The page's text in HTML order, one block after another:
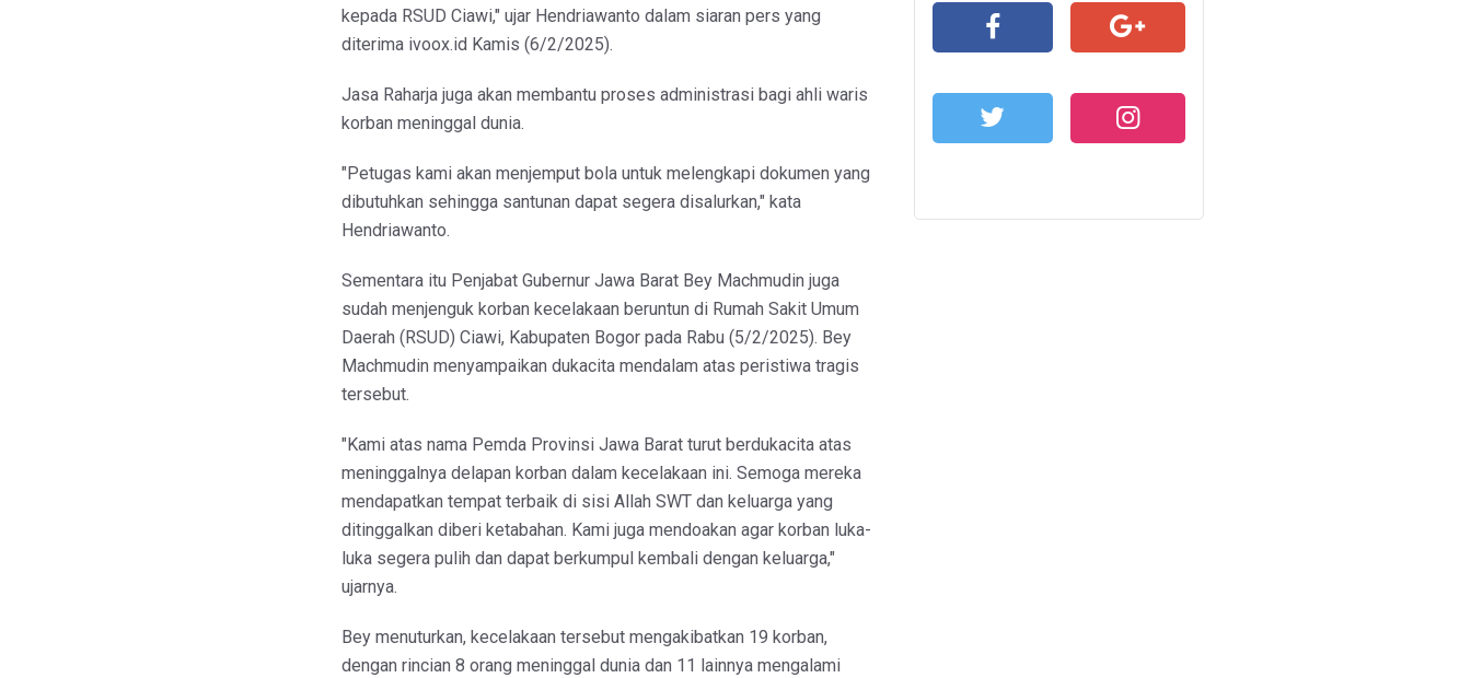
kepada RSUD Ciawi," ujar Hendriawanto dalam siaran pers yang
diterima ivoox.id Kamis (6/2/2025).
Jasa Raharja juga akan membantu proses administrasi bagi ahli waris
korban meninggal dunia.
"Petugas kami akan menjemput bola untuk melengkapi dokumen yang
dibutuhkan sehingga santunan dapat segera disalurkan," kata
Hendriawanto.
Sementara itu Penjabat Gubernur Jawa Barat Bey Machmudin juga
sudah menjenguk korban kecelakaan beruntun di Rumah Sakit Umum
Daerah (RSUD) Ciawi, Kabupaten Bogor pada Rabu (5/2/2025). Bey
Machmudin menyampaikan dukacita mendalam atas peristiwa tragis
tersebut.
"Kami atas nama Pemda Provinsi Jawa Barat turut berdukacita atas
meninggalnya delapan korban dalam kecelakaan ini. Semoga mereka
mendapatkan tempat terbaik di sisi Allah SWT dan keluarga yang
ditinggalkan diberi ketabahan. Kami juga mendoakan agar korban luka-
luka segera pulih dan dapat berkumpul kembali dengan keluarga,"
ujarnya.
Bey menuturkan, kecelakaan tersebut mengakibatkan 19 korban,
dengan rincian 8 orang meninggal dunia dan 11 lainnya mengalami